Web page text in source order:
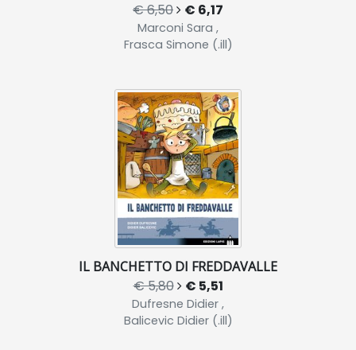
€ 6,50 € 6,17
Marconi Sara ,
Frasca Simone (.ill)
IL BANCHETTO DI FREDDAVALLE
€ 5,80 € 5,51
Dufresne Didier ,
Balicevic Didier (.ill)